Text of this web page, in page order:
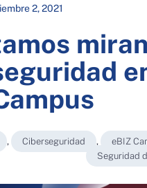
2, 2021
, Ciberseguridad , eBIZ
Seguridad